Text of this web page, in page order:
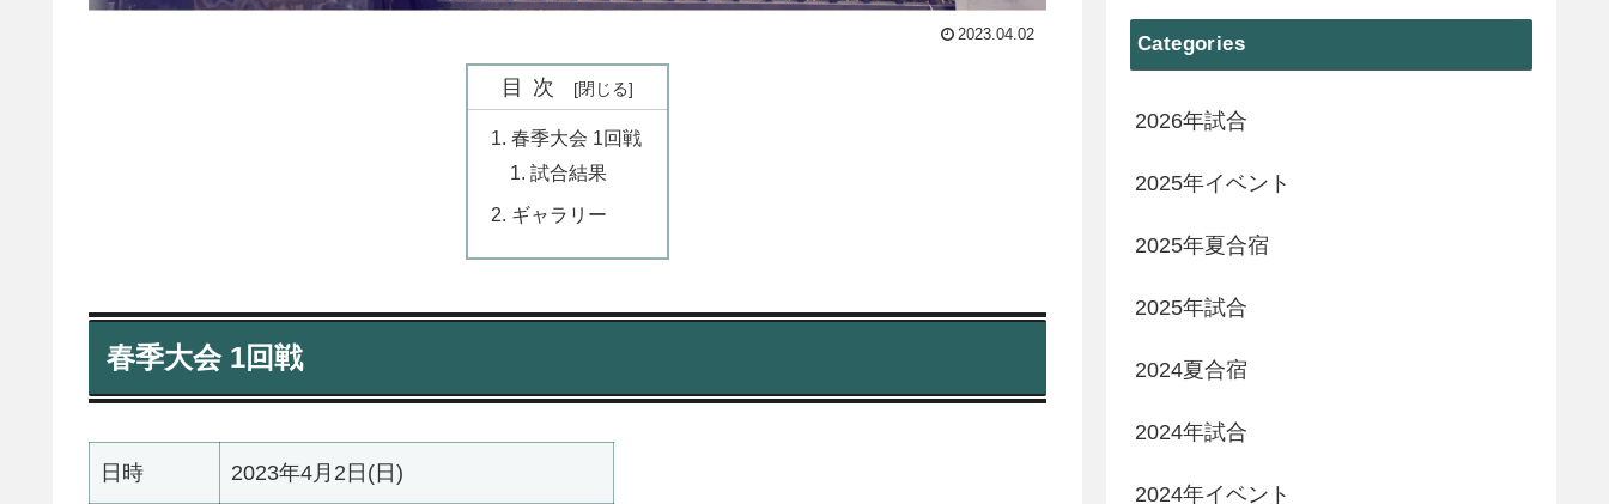
2023.04.02
目次
春季大会 1回戦
試合結果
ギャラリー
春季大会 1回戦
日時 2023年4月2日(日)
Categories
2026年試合
2025年イベント
2025年夏合宿
2025年試合
2024夏合宿
2024年試合
2024年イベント